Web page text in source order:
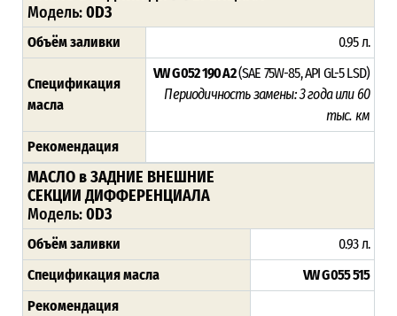
Модель:0D3
Объём заливки 0.95 л.
Спецификация
масла
VW G 052 190 A2(SAE 75W-85, API GL-5 LSD)
Периодичность замены: 3 года или 60
тыс. км
Рекомендация
МАСЛО в ЗАДНИЕ ВНЕШНИЕ
СЕКЦИИ ДИФФЕРЕНЦИАЛА
Модель:0D3
Объём заливки
0.93 л.
Спецификация масла
VW G 055 515
Рекомендация